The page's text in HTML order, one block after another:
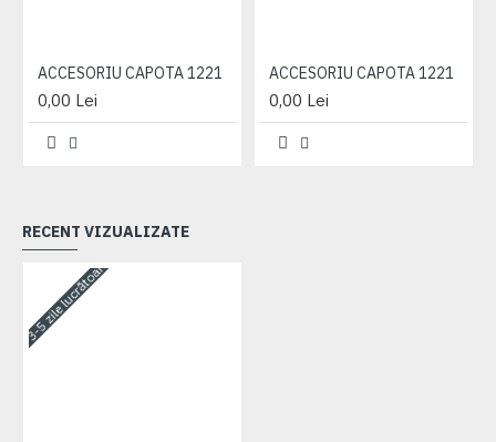
ACCESORIU CAPOTA 1221
0,00 Lei
ACCESORIU CAPOTA 1221
0,00 Lei
RECENT VIZUALIZATE
3-5 zile lucrătoare